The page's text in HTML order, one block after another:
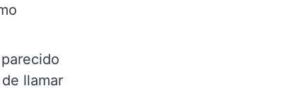
llamar